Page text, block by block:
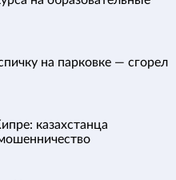
на парковке — сгорел
казахстанца